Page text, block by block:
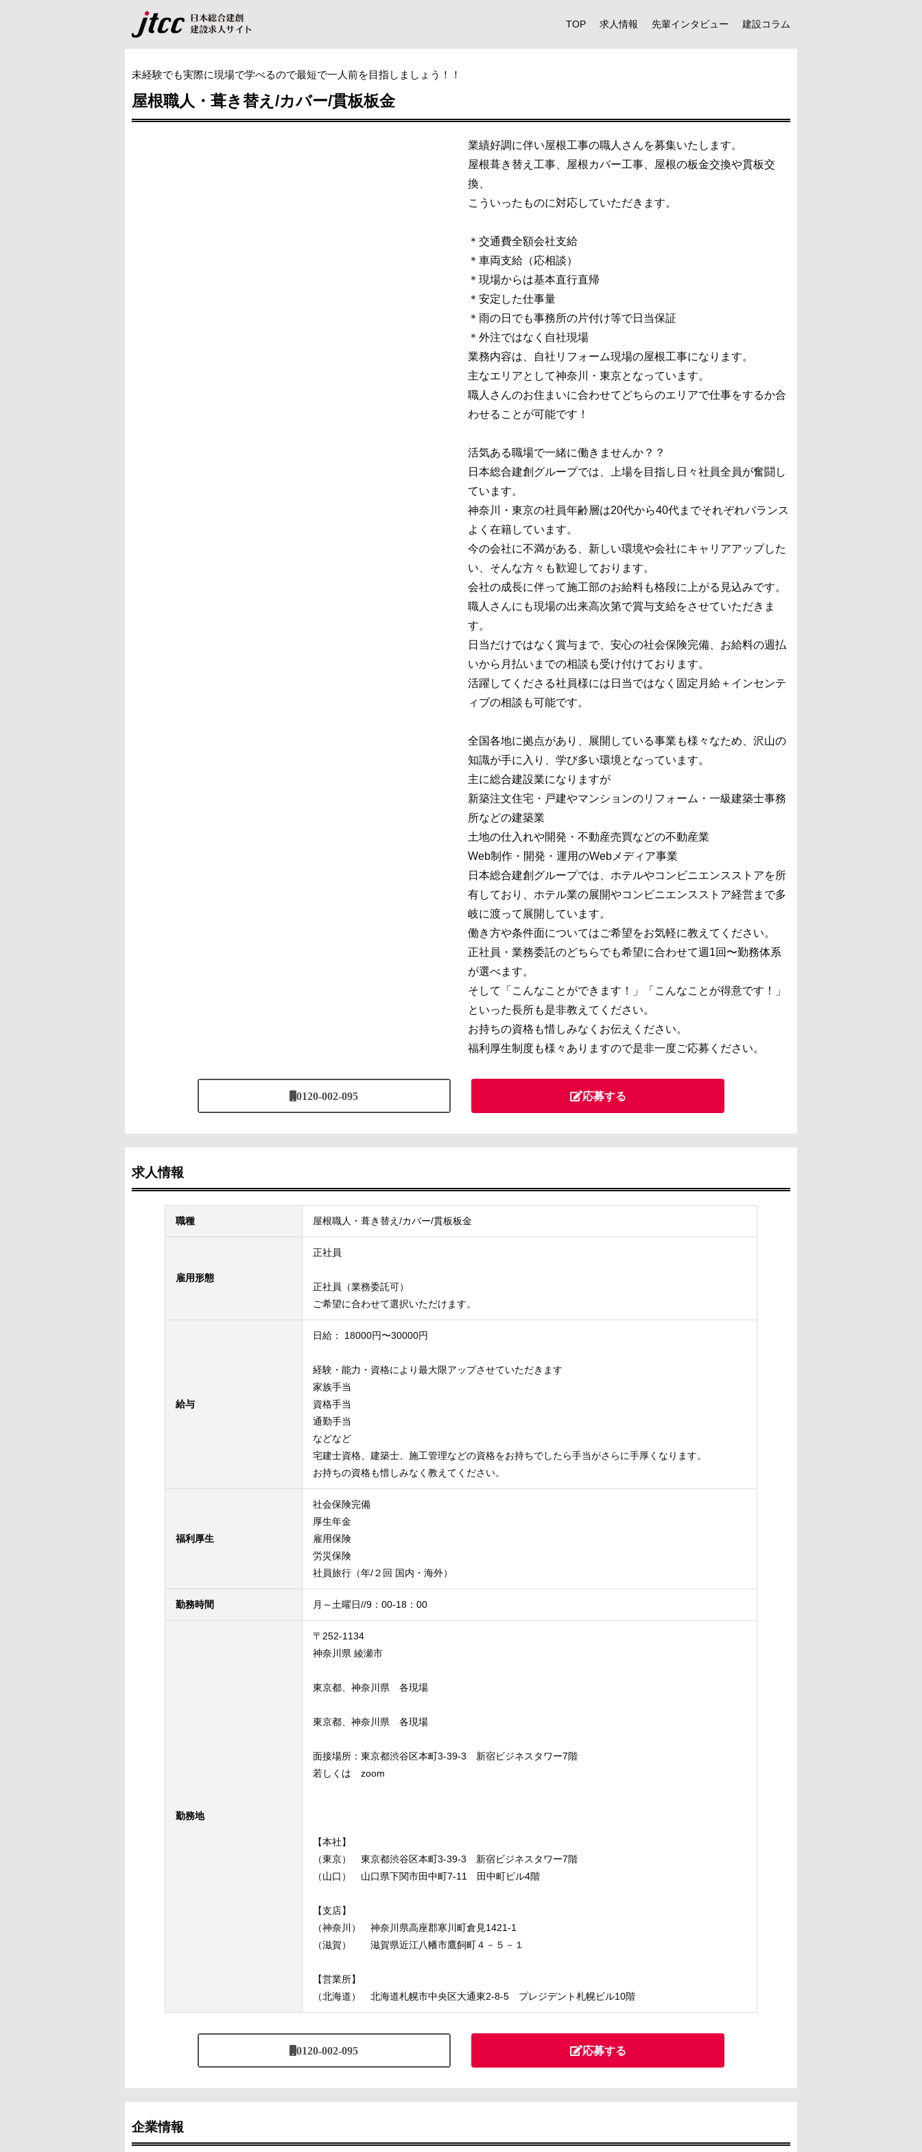
TOP 求人情報 先輩インタビュー 建設コラム
未経験でも実際に現場で学べるので最短で一人前を目指しましょう！！
屋根職人・葺き替え/カバー/貫板板金
業績好調に伴い屋根工事の職人さんを募集いたします。
屋根葺き替え工事、屋根カバー工事、屋根の板金交換や貫板交
換、
こういったものに対応していただきます。
＊交通費全額会社支給
＊車両支給（応相談）
＊現場からは基本直行直帰
＊安定した仕事量
＊雨の日でも事務所の片付け等で日当保証
＊外注ではなく自社現場
業務内容は、自社リフォーム現場の屋根工事になります。
主なエリアとして神奈川・東京となっています。
職人さんのお住まいに合わせてどちらのエリアで仕事をするか合
わせることが可能です！
活気ある職場で一緒に働きませんか？？
日本総合建創グループでは、上場を目指し日々社員全員が奮闘し
ています。
神奈川・東京の社員年齢層は20代から40代までそれぞれバランス
よく在籍しています。
今の会社に不満がある、新しい環境や会社にキャリアアップした
い、そんな方々も歓迎しております。
会社の成長に伴って施工部のお給料も格段に上がる見込みです。
職人さんにも現場の出来高次第で賞与支給をさせていただきま
す。
日当だけではなく賞与まで、安心の社会保険完備、お給料の週払
いから月払いまでの相談も受け付けております。
活躍してくださる社員様には日当ではなく固定月給＋インセンテ
ィブの相談も可能です。
全国各地に拠点があり、展開している事業も様々なため、沢山の
知識が手に入り、学び多い環境となっています。
主に総合建設業になりますが
新築注文住宅・戸建やマンションのリフォーム・一級建築士事務
所などの建築業
土地の仕入れや開発・不動産売買などの不動産業
Web制作・開発・運用のWebメディア事業
日本総合建創グループでは、ホテルやコンビニエンスストアを所
有しており、ホテル業の展開やコンビニエンスストア経営まで多
岐に渡って展開しています。
働き方や条件面についてはご希望をお気軽に教えてください。
正社員・業務委託のどちらでも希望に合わせて週1回〜勤務体系
が選べます。
そして「こんなことができます！」「こんなことが得意です！」
といった長所も是非教えてください。
お持ちの資格も惜しみなくお伝えください。
福利厚生制度も様々ありますので是非一度ご応募ください。
0120-002-095 応募する
求人情報
職種 屋根職人・葺き替え/カバー/貫板板金
雇用形態
正社員
正社員（業務委託可）
ご希望に合わせて選択いただけます。
給与
日給： 18000円〜30000円
経験・能力・資格により最大限アップさせていただきます
家族手当
資格手当
通勤手当
などなど
宅建士資格、建築士、施工管理などの資格をお持ちでしたら手当がさらに手厚くなります。
お持ちの資格も惜しみなく教えてください。
福利厚生
社会保険完備
厚生年金
雇用保険
労災保険
社員旅行（年/２回 国内・海外）
勤務時間 月～土曜日//9：00-18：00
勤務地
〒252-1134
神奈川県 綾瀬市
東京都、神奈川県 各現場
東京都、神奈川県 各現場
面接場所：東京都渋谷区本町3-39-3 新宿ビジネスタワー7階
若しくは zoom
【本社】
（東京） 東京都渋谷区本町3-39-3 新宿ビジネスタワー7階
（山口） 山口県下関市田中町7-11 田中町ビル4階
【支店】
（神奈川） 神奈川県高座郡寒川町倉見1421-1
（滋賀） 滋賀県近江八幡市鷹飼町４－５－１
【営業所】
（北海道） 北海道札幌市中央区大通東2-8-5 プレジデント札幌ビル10階
0120-002-095 応募する
企業情報